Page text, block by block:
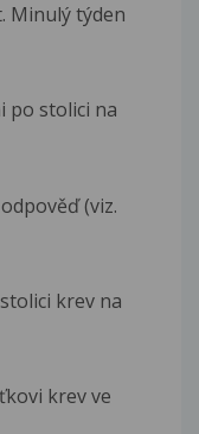
Minulý týden
po stolici na
(viz.
krev na
krev ve